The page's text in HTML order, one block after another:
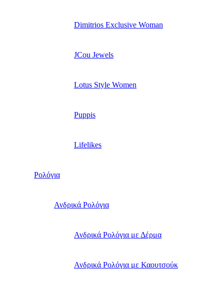
Dimitrios Exclusive Woman
JCou Jewels
Lotus Style Women
Puppis
Lifelikes
Ρολόγια
Ανδρικά Ρολόγια
Ανδρικά Ρολόγια με Δέρμα
Ανδρικά Ρολόγια με Καουτσούκ